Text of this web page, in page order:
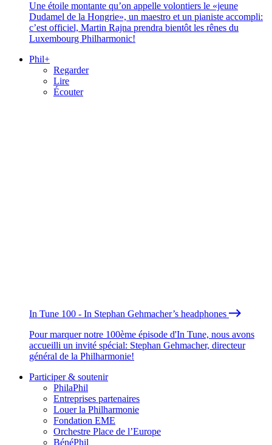
Une étoile montante qu’on appelle volontiers le «jeune
Dudamel de la Hongrie», un maestro et un pianiste accompli:
c’est officiel, Martin Rajna prendra bientôt les rênes du
Luxembourg Philharmonic!
Phil+
Regarder
Lire
Écouter
In Tune 100 - In Stephan Gehmacher’s headphones
Pour marquer notre 100ème épisode d'In Tune, nous avons
accueilli un invité spécial: Stephan Gehmacher, directeur
général de la Philharmonie!
Participer & soutenir
PhilaPhil
Entreprises partenaires
Louer la Philharmonie
Fondation EME
Orchestre Place de l’Europe
BénéPhil